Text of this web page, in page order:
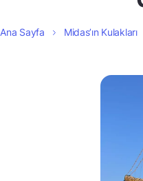
Ana Sayfa Midas’ın Kulakları